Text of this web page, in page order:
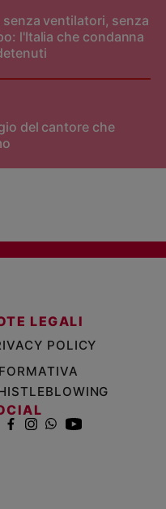
ventilatori, senza
l'Italia che condanna
del cantore che
LEGALI
POLICY